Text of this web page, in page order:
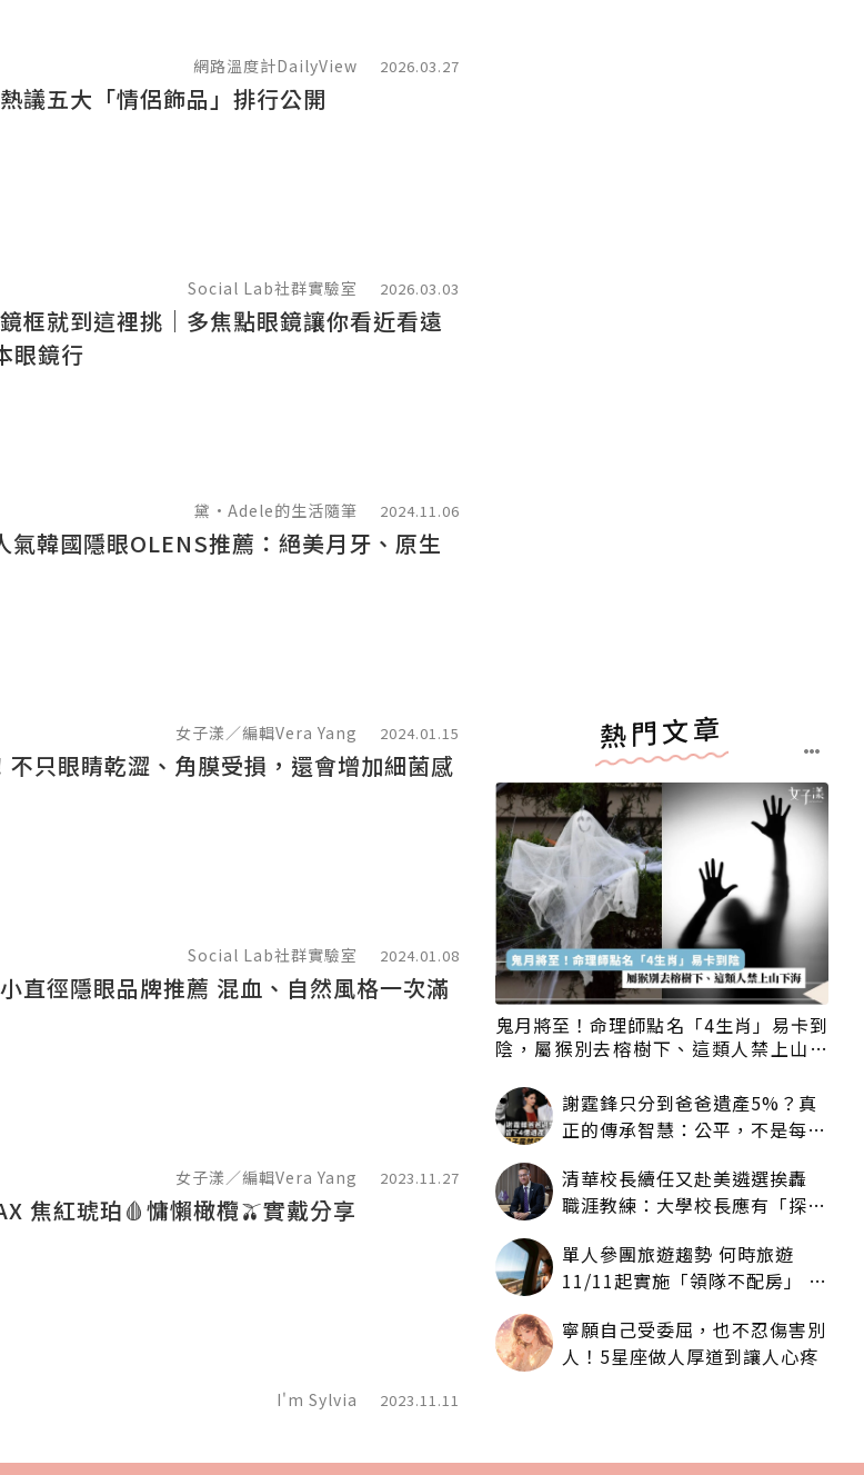
網路溫度計DailyView 2026.03.27
議五大「情侶飾品」排行公開
Social Lab社群實驗室 2026.03.03
框就到這裡挑｜多焦點眼鏡讓你看近看遠
眼鏡行
黛•Adele的生活隨筆 2024.11.06
氣韓國隱眼OLENS推薦：絕美月牙、原生
女子漾／編輯Vera Yang 2024.01.15
不只眼睛乾澀、角膜受損，還會增加細菌感
Social Lab社群實驗室 2024.01.08
直徑隱眼品牌推薦 混血、自然風格一次滿
女子漾／編輯Vera Yang 2023.11.27
焦紅琥珀🩸慵懶橄欖🫒實戴分享
I'm Sylvia 2023.11.11
熱門文章
鬼月將至！命理師點名「4生肖」易卡到
陰，屬猴別去榕樹下、這類人禁上山下
謝霆鋒只分到爸爸遺產5%？真
正的傳承智慧：公平，不是每個
清華校長續任又赴美遴選挨轟
職涯教練：大學校長應有「探
單人參團旅遊趨勢 何時旅遊
11/11起實施「領隊不配房」 落
寧願自己受委屈，也不忍傷害別
人！5星座做人厚道到讓人心疼